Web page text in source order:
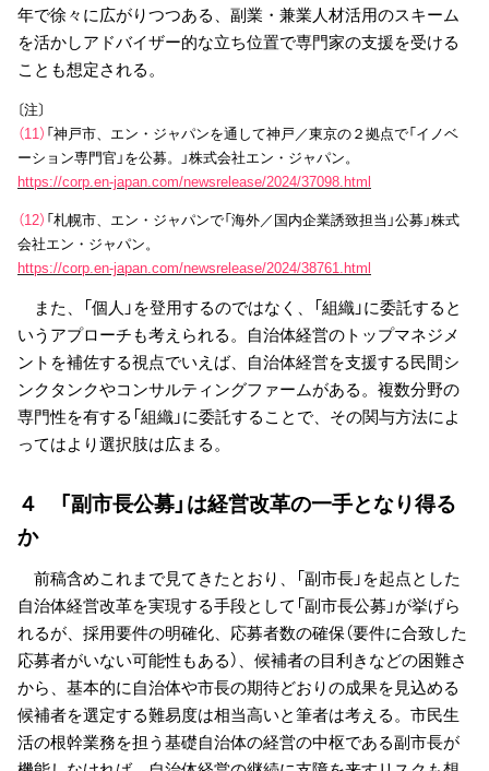
年で徐々に広がりつつある、副業・兼業人材活用のスキーム
を活かしアドバイザー的な立ち位置で専門家の支援を受ける
ことも想定される。
〔注〕
（11） 「神戸市、エン・ジャパンを通して神戸／東京の２拠点で「イノベ
ーション専門官」を公募。」株式会社エン・ジャパン。
https://corp.en-japan.com/newsrelease/2024/37098.html
（12） 「札幌市、エン・ジャパンで「海外／国内企業誘致担当」公募」株式
会社エン・ジャパン。
https://corp.en-japan.com/newsrelease/2024/38761.html
また、「個人」を登用するのではなく、「組織」に委託すると
いうアプローチも考えられる。自治体経営のトップマネジメ
ントを補佐する視点でいえば、自治体経営を支援する民間シ
ンクタンクやコンサルティングファームがある。複数分野の
専門性を有する「組織」に委託することで、その関与方法によ
ってはより選択肢は広まる。
４ 「副市長公募」は経営改革の一手となり得る
か
前稿含めこれまで見てきたとおり、「副市長」を起点とした
自治体経営改革を実現する手段として「副市長公募」が挙げら
れるが、採用要件の明確化、応募者数の確保（要件に合致した
応募者がいない可能性もある）、候補者の目利きなどの困難さ
から、基本的に自治体や市長の期待どおりの成果を見込める
候補者を選定する難易度は相当高いと筆者は考える。市民生
活の根幹業務を担う基礎自治体の経営の中枢である副市長が